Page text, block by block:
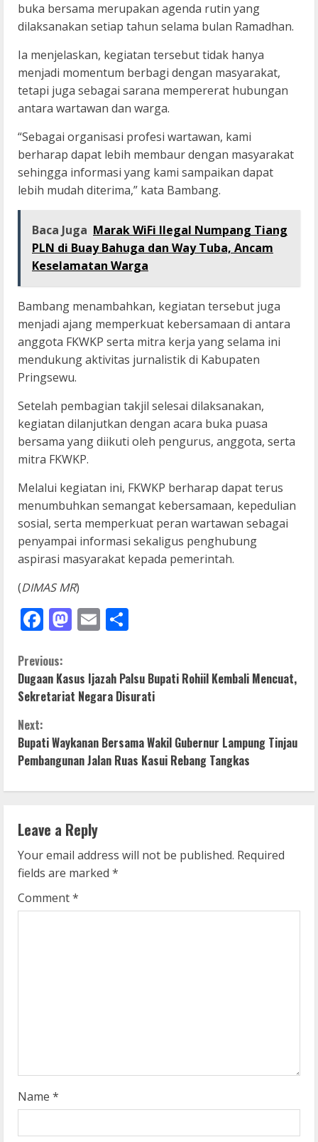
buka bersama merupakan agenda rutin yang
dilaksanakan setiap tahun selama bulan Ramadhan.
Ia menjelaskan, kegiatan tersebut tidak hanya
menjadi momentum berbagi dengan masyarakat,
tetapi juga sebagai sarana mempererat hubungan
antara wartawan dan warga.
“Sebagai organisasi profesi wartawan, kami
berharap dapat lebih membaur dengan masyarakat
sehingga informasi yang kami sampaikan dapat
lebih mudah diterima,” kata Bambang.
Baca Juga Marak WiFi Ilegal Numpang Tiang
PLN di Buay Bahuga dan Way Tuba, Ancam
Keselamatan Warga
Bambang menambahkan, kegiatan tersebut juga
menjadi ajang memperkuat kebersamaan di antara
anggota FKWKP serta mitra kerja yang selama ini
mendukung aktivitas jurnalistik di Kabupaten
Pringsewu.
Setelah pembagian takjil selesai dilaksanakan,
kegiatan dilanjutkan dengan acara buka puasa
bersama yang diikuti oleh pengurus, anggota, serta
mitra FKWKP.
Melalui kegiatan ini, FKWKP berharap dapat terus
menumbuhkan semangat kebersamaan, kepedulian
sosial, serta memperkuat peran wartawan sebagai
penyampai informasi sekaligus penghubung
aspirasi masyarakat kepada pemerintah.
(DIMAS MR)
Facebook
Mastodon
Email
C
o
n
t
i
n
u
e
R
g
Previous:
Dugaan Kasus Ijazah Palsu Bupati Rohiil Kembali Mencuat,
Sekretariat Negara Disurati
Next:
Bupati Waykanan Bersama Wakil Gubernur Lampung Tinjau
Pembangunan Jalan Ruas Kasui Rebang Tangkas
Leave a Reply
Your email address will not be published. Required
fields are marked *
Comment*
Name *